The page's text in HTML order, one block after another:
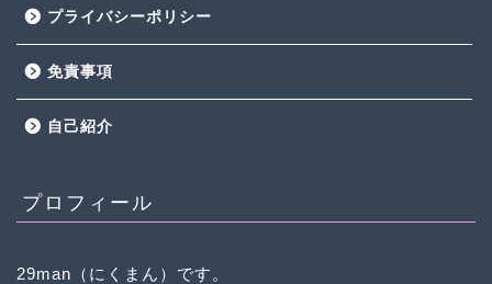
プライバシーポリシー
免責事項
自己紹介
プロフィール
29man（にくまん）です。